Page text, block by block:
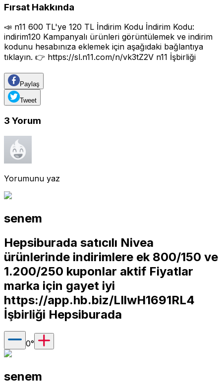
Fırsat Hakkında
📣 n11 600 TL'ye 120 TL İndirim Kodu İndirim Kodu:
indirim120 Kampanyalı ürünleri görüntülemek ve indirim
kodunu hesabınıza eklemek için aşağıdaki bağlantıya
tıklayın. 👉 https://sl.n11.com/n/vk3tZ2V n11 İşbirliği
Paylaş
Tweet
3 Yorum
Yorumunu yaz
senem
Hepsiburada satıcılı Nivea
ürünlerinde indirimlere ek 800/150 ve
1.200/250 kuponlar aktif Fiyatlar
marka için gayet iyi
https://app.hb.biz/LIlwH1691RL4
İşbirliği Hepsiburada
0°
senem